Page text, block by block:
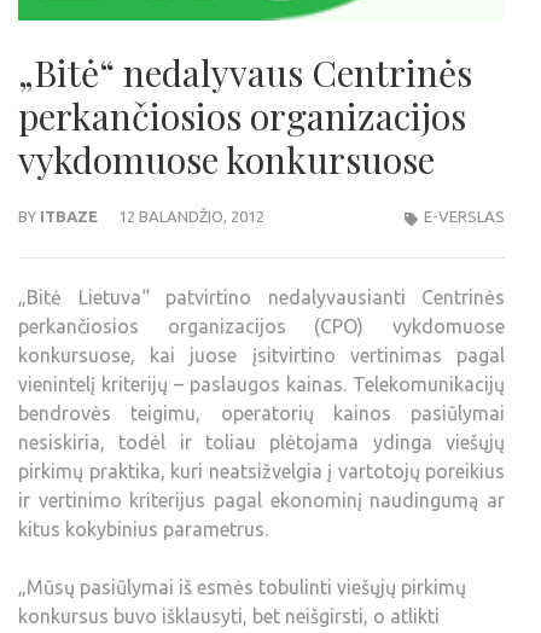
„Bitė“ nedalyvaus Centrinės
perkančiosios organizacijos
vykdomuose konkursuose
BY ITBAZE 12 BALANDŽIO, 2012 E-VERSLAS
„Bitė Lietuva“ patvirtino nedalyvausianti Centrinės
perkančiosios organizacijos (CPO) vykdomuose
konkursuose, kai juose įsitvirtino vertinimas pagal
vienintelį kriterijų – paslaugos kainas. Telekomunikacijų
bendrovės teigimu, operatorių kainos pasiūlymai
nesiskiria, todėl ir toliau plėtojama ydinga viešųjų
pirkimų praktika, kuri neatsižvelgia į vartotojų poreikius
ir vertinimo kriterijus pagal ekonominį naudingumą ar
kitus kokybinius parametrus.
„Mūsų pasiūlymai iš esmės tobulinti viešųjų pirkimų
konkursus buvo išklausyti, bet neišgirsti, o atlikti